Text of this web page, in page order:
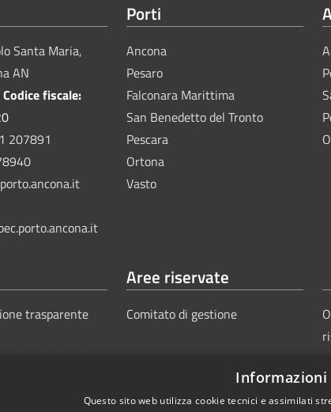
Santa Maria,
AN
fiscale:
207891
Porti
Ancona
Pesaro
Falconara Marittima
San Benedetto del Tronto
Pescara
Ortona
Vasto
trasparente
Amministrativo
Aree riservate
Comitato di gestione
Informazioni
Questo sito web utilizza cookie tecnici e assimilati